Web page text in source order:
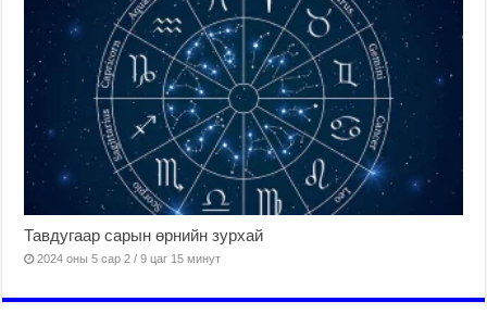
Тавдугаар сарын өрнийн зурхай
2024 оны 5 сар 2 / 9 цаг 15 минут